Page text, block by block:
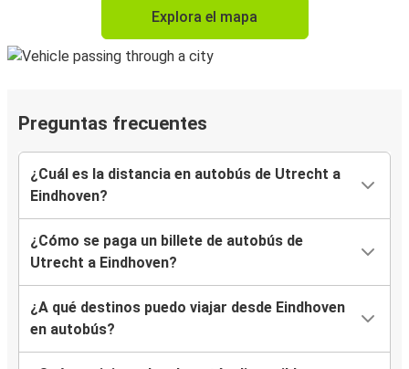
Explora el mapa
Preguntas frecuentes
¿Cuál es la distancia en autobús de Utrecht a
Eindhoven?
¿Cómo se paga un billete de autobús de
Utrecht a Eindhoven?
¿A qué destinos puedo viajar desde Eindhoven
en autobús?